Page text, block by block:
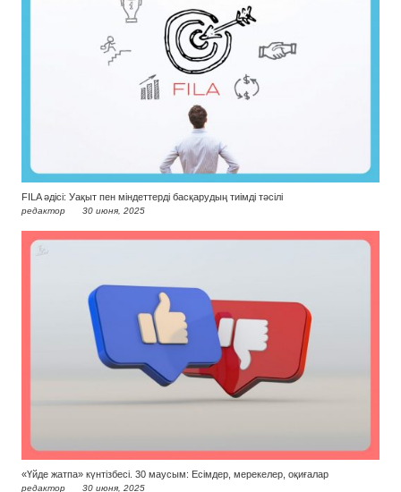
FILA әдісі: Уақыт пен міндеттерді басқарудың тиімді тәсілі
редактор 30 июня, 2025
«Үйде жатпа» күнтізбесі. 30 маусым: Есімдер, мерекелер, оқиғалар
редактор 30 июня, 2025